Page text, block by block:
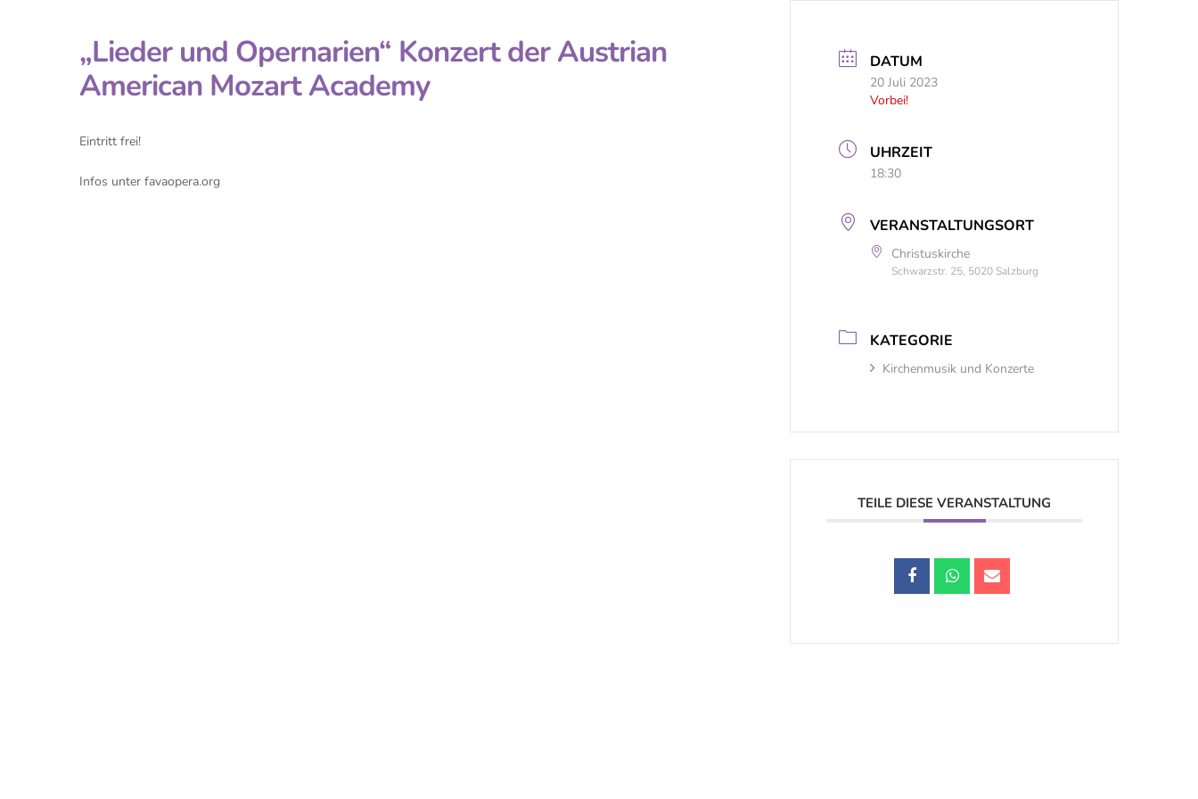
„Lieder und Opernarien“ Konzert der Austrian
American Mozart Academy
Eintritt frei!
Infos unter favaopera.org
DATUM
20 Juli 2023
Vorbei!
UHRZEIT
18:30
VERANSTALTUNGSORT
Christuskirche
Schwarzstr. 25, 5020 Salzburg
KATEGORIE
Kirchenmusik und Konzerte
TEILE DIESE VERANSTALTUNG